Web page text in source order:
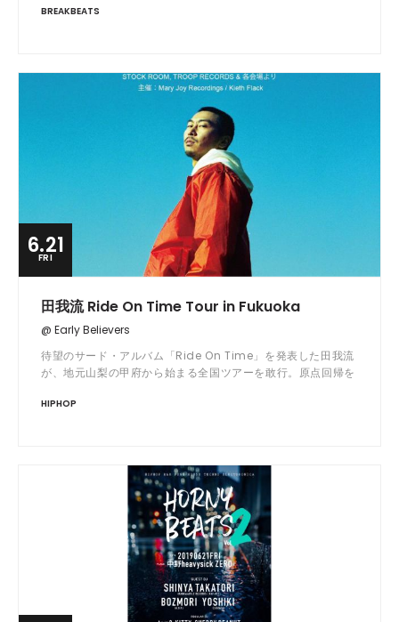
BREAKBEATS
6.21
FRI
田我流 Ride On Time Tour in Fukuoka
@ Early Believers
待望のサード・アルバム「Ride On Time」を発表した田我流
が、地元山梨の甲府から始まる全国ツアーを敢行。原点回帰を
ニューアルバムを中心に、新旧織り交ぜた最強なセットを披
アフターも有り！！お見逃しなく！！
HIPHOP